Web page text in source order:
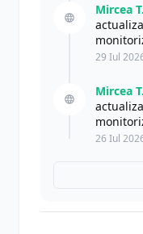
Mircea
29 Iul
Mircea
26 Iul